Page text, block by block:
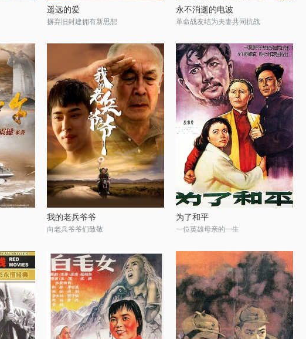
遥远的爱
摒弃旧封建拥有新思想
永不消逝的电波
革命战友结为夫妻共同抗战
我的老兵爷爷
向老兵爷爷们致敬
为了和平
一位英雄母亲的一生